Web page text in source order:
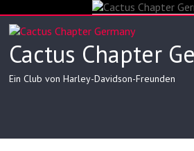
to
content
Cactus Chapter
Ein Club von Harley-Davidson-Freunden